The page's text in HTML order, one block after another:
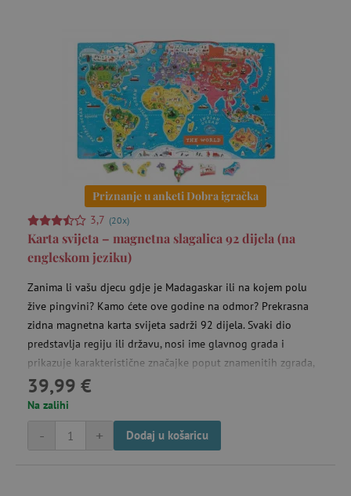
Priznanje u anketi Dobra igračka
3,7 (20x)
Karta svijeta – magnetna slagalica 92 dijela (na
engleskom jeziku)
Zanima li vašu djecu gdje je Madagaskar ili na kojem polu
žive pingvini? Kamo ćete ove godine na odmor? Prekrasna
zidna magnetna karta svijeta sadrži 92 dijela. Svaki dio
predstavlja regiju ili državu, nosi ime glavnog grada i
prikazuje karakteristične značajke poput znamenitih zgrada,
spomenika, životinja i biljaka određenog područja.
Zahvaljujući brojnim detaljima, djeca će učiti geografiju na
zabavan način. Karta je na engleskom jeziku.
39,99 €
Na zalihi
+
- Dodaj u košaricu